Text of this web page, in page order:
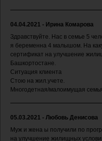
04.04.2021 - Ирина Комарова
Здравствуйте. Нас в семье 5
я беременна 4 малышом. На
сертификат на улучшение
Башкортостане.
Ситуация клиента
Стою на жил.учете.
Многодетная/малоимущая
05.03.2021 - Любовь Денисова
Муж и жена ы получили по
на улучшение жилищных